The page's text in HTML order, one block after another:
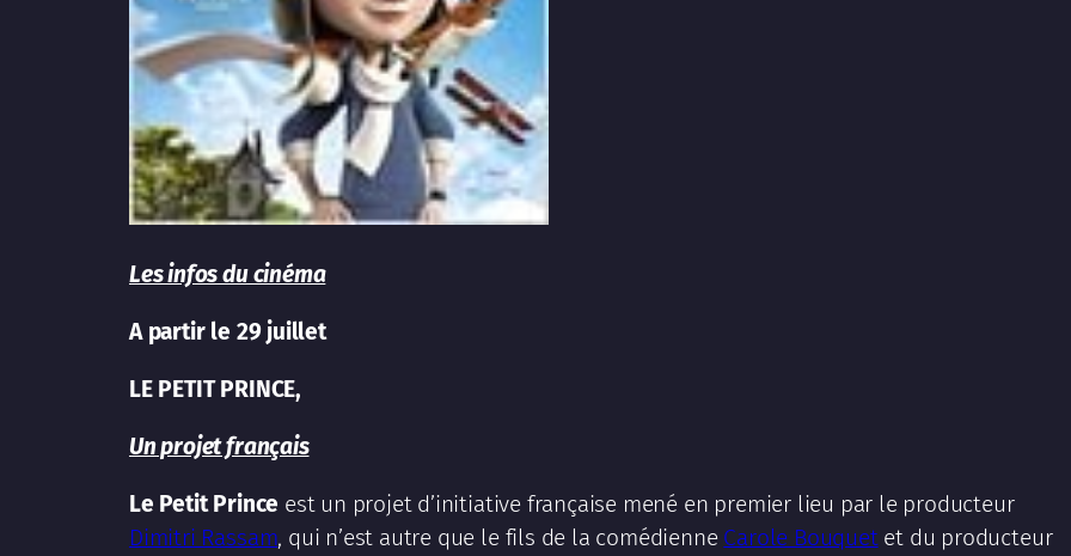
Les infos du cinéma
A partir le 29 juillet
LE PETIT PRINCE,
Un projet français
Le Petit Prince est un projet d’initiative française mené en premier lieu par le producteur
Dimitri Rassam, qui n’est autre que le fils de la comédienne Carole Bouquetet du producteur